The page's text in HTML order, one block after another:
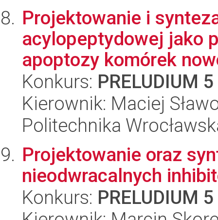
Projektowanie i
acylopeptydowej jako
apoptozy komórek
Konkurs: PRELUDIUM 5
Kierownik: Maciej
Politechnika
Projektowanie oraz
nieodwracalnych
Konkurs: PRELUDIUM 5